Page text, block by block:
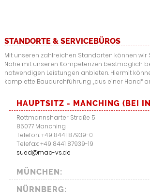
STANDORTE & SERVICEBÜROS
Mit unseren zahlreichen Standorten können wir
Nähe mit unseren Kompetenzen bestmöglich
notwendigen Leistungen anbieten. Hiermit
komplette Baudurchführung „aus einer Hand“
HAUPTSITZ - MANCHING (BEI
Rottmannsharter Straße 5
85077 Manching
Telefon: +49 8441 87939-0
Telefax: +49 8441 87939-19
sued@mac-vs.de
MÜNCHEN:
NÜRNBERG: